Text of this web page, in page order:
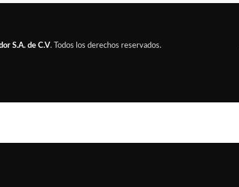
S.A. de C.V. Todos los derechos reservados.